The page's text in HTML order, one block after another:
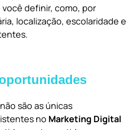
definir, como, por
localização, escolaridade e
são as únicas
no Marketing Digital